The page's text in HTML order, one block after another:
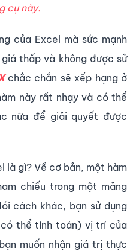
cụ này.
của Excel mà sức mạnh
thấp và không được sử
chắc chắn sẽ xếp hạng ở
này rất nhạy và có thể
nữa để giải quyết được
là gì? Về cơ bản, một hàm
chiếu trong một mảng
cách khác, bạn sử dụng
thể tính toán) vị trí của
muốn nhận giá trị thực